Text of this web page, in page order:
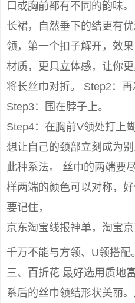
口或胸前都有不同的韵味
长裙，自然垂下的结更有
领，第一个扣子解开，效
材质，更具立体感，让你
将长丝巾对折。 Step2：再
Step3：围在脖子上。
Step4：在胸前V领处打上
想让自己的颈部立刻成为
此种系法。 丝巾的两端要
样两端的颜色可以对称，
要记住，
京东淘宝线报神单，淘宝
千万不能与方领、U领搭配。
三、百折花 最好选用质地
系后的丝巾领结形状美丽